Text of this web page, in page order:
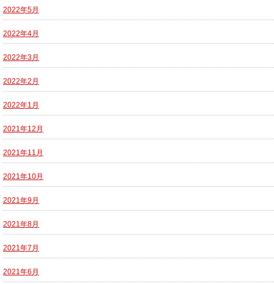
2022年5月
2022年4月
2022年3月
2022年2月
2022年1月
2021年12月
2021年11月
2021年10月
2021年9月
2021年8月
2021年7月
2021年6月